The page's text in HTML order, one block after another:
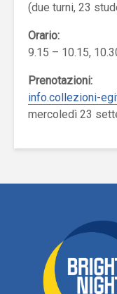
(due turni, 23
Orario:
9.15 – 10.15,
Prenotazioni:
info.collezioni-
mercoledì 23